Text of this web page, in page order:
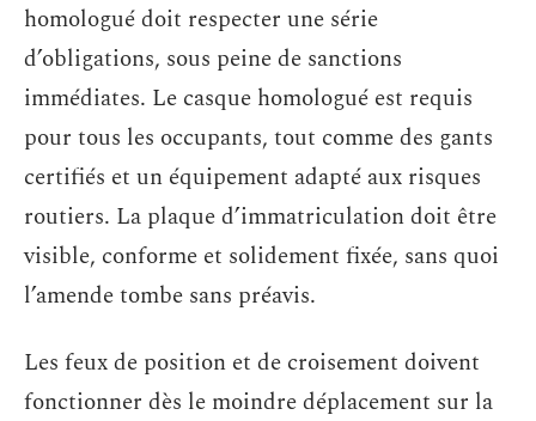
homologué doit respecter une série
d’obligations, sous peine de sanctions
immédiates. Le casque homologué est requis
pour tous les occupants, tout comme des gants
certifiés et un équipement adapté aux risques
routiers. La plaque d’immatriculation doit être
visible, conforme et solidement fixée, sans quoi
l’amende tombe sans préavis.
Les feux de position et de croisement doivent
fonctionner dès le moindre déplacement sur la